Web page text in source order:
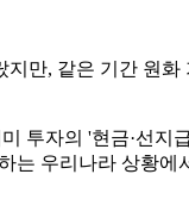
만, 같은 기간 원화
투자의 '현금·선지
는 우리나라 상황에